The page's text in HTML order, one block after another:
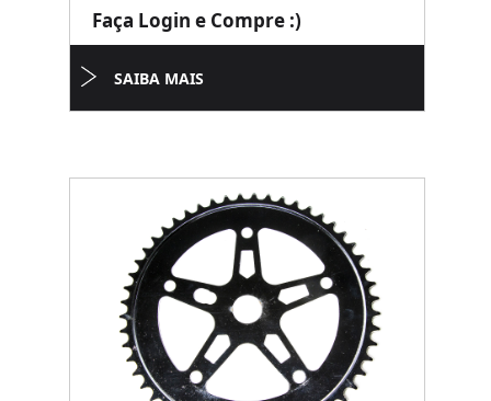
Faça Login e Compre :)
SAIBA MAIS